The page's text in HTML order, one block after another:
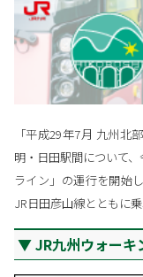
「平成29年7月 九州北
明・日田駅間について
ライン」の運行を開始
JR日田彦山線とともに
JR九州ウォーキ